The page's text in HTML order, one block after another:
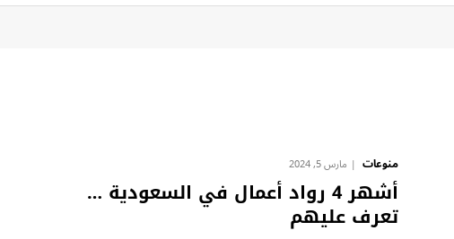
منوعات مارس 5, 2024
أشهر 4 رواد أعمال في السعودية …
تعرف عليهم